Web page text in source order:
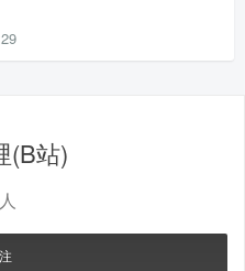
(B站)